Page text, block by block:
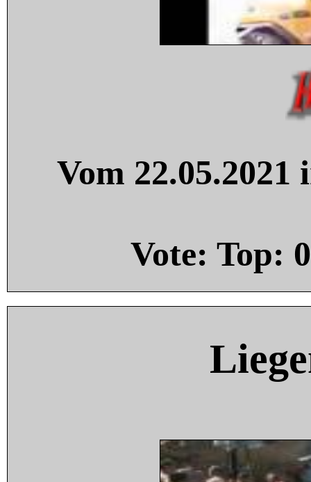
Vom
Vote: Top: 0